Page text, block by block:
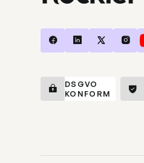
DSGVO
KONFORM